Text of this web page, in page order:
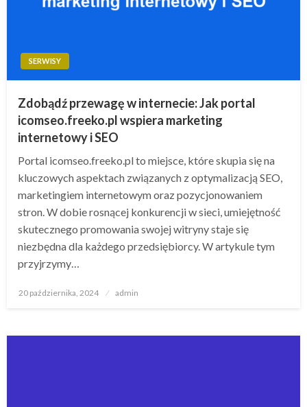
SERWISY
Zdobądź przewagę w internecie: Jak portal
icomseo.freeko.pl wspiera marketing
internetowy i SEO
Portal icomseo.freeko.pl to miejsce, które skupia się na
kluczowych aspektach związanych z optymalizacją SEO,
marketingiem internetowym oraz pozycjonowaniem
stron. W dobie rosnącej konkurencji w sieci, umiejętność
skutecznego promowania swojej witryny staje się
niezbędna dla każdego przedsiębiorcy. W artykule tym
przyjrzymy…
Opublikowane
20 października, 2024 admin